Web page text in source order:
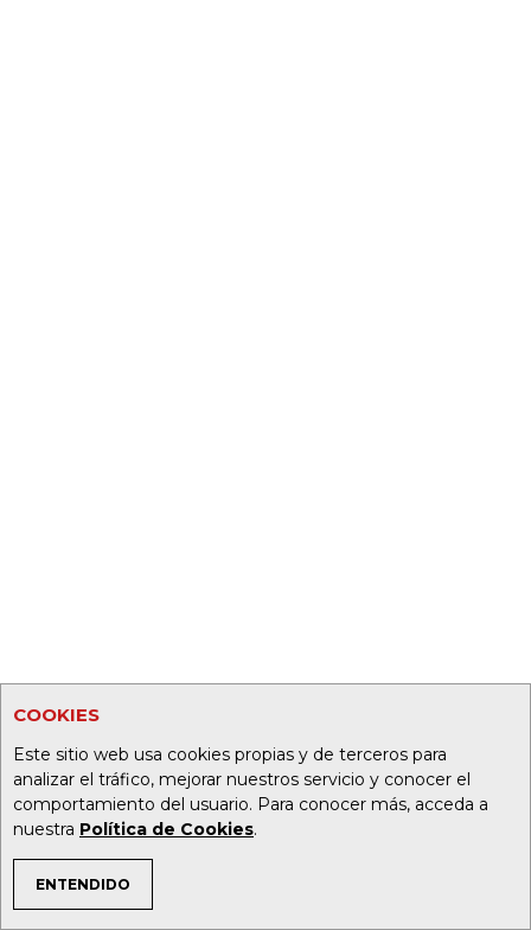
COOKIES
Este sitio web usa cookies propias y de terceros para
analizar el tráfico, mejorar nuestros servicio y conocer el
comportamiento del usuario. Para conocer más, acceda a
nuestra Política de Cookies.
ENTENDIDO
TEMAS DE INTERÉS